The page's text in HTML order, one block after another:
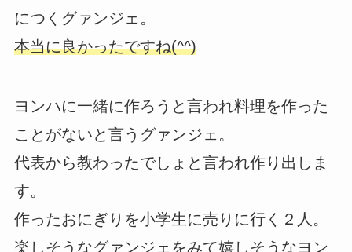
につくグァンジェ。
本当に良かったですね(^^)
ヨンハに一緒に作ろうと言われ料理を作った
ことがないと言うグァンジェ。
代表から教わったでしょと言われ作り出しま
す。
作ったおにぎりを小学生に売りに行く２人。
楽しそうなグァンジェをみて嬉しそうなヨン